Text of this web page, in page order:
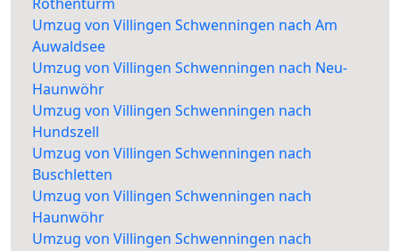
Umzug von Villingen Schwenningen nach Am
Auwaldsee
Umzug von Villingen Schwenningen nach Neu-
Haunwöhr
Umzug von Villingen Schwenningen nach
Hundszell
Umzug von Villingen Schwenningen nach
Buschletten
Umzug von Villingen Schwenningen nach
Haunwöhr
Umzug von Villingen Schwenningen nach